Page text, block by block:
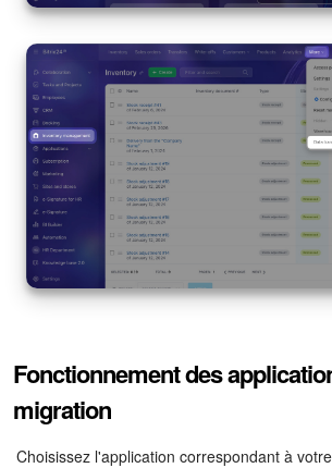
Fonctionnement des
migration
Choisissez l'application correspondant à